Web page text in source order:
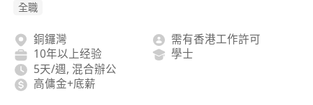
全職
銅鑼灣
需有香港工作許可
10年以上经验
學士
5天/週, 混合辦公
高傭金+底薪